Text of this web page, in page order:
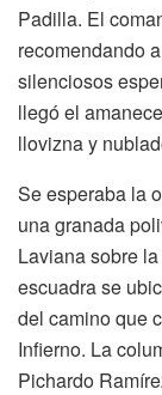
Padilla. El
recomendando
silenciosos
llegó el
llovizna y
Se esperaba la
una granada
Laviana sobre
escuadra se
del camino que
Infierno. La
Pichardo